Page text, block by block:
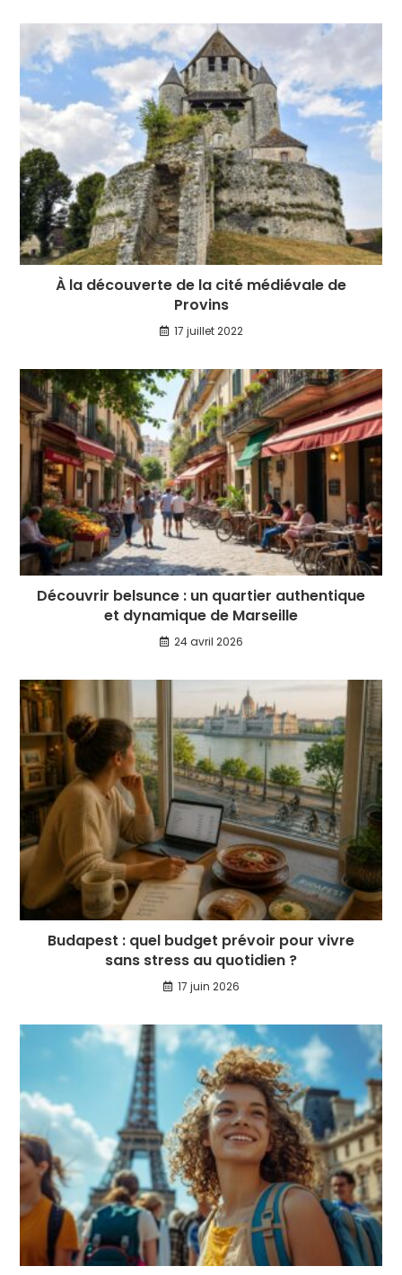
À la découverte de la cité médiévale de
Provins
17 juillet 2022
Découvrir belsunce : un quartier authentique
et dynamique de Marseille
24 avril 2026
Budapest : quel budget prévoir pour vivre
sans stress au quotidien ?
17 juin 2026